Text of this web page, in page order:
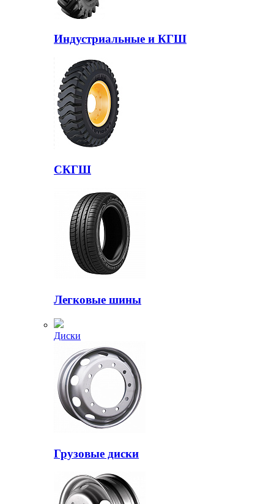
Индустриальные и КГШ
СКГШ
Легковые шины
Диски
Грузовые диски